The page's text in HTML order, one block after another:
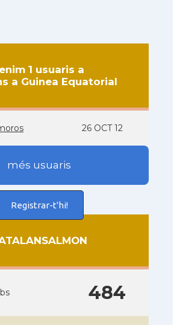
1 usuaris a
a Guinea Equatorial
26 OCT 12
més usuaris
Registrar-t'hi!
484